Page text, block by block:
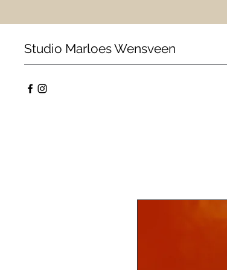
Studio Marloes Wensveen